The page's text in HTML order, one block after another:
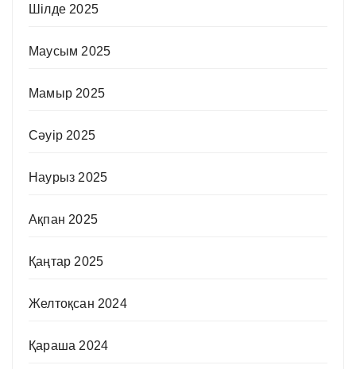
Шілде 2025
Маусым 2025
Мамыр 2025
Сәуір 2025
Наурыз 2025
Ақпан 2025
Қаңтар 2025
Желтоқсан 2024
Қараша 2024